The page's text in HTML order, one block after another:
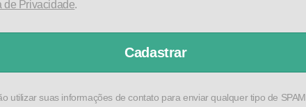
de Privacidade.
Cadastrar
utilizar suas informações de contato para enviar qualquer tipo de SPAM.